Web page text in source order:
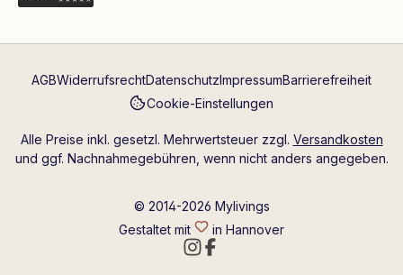
AGBWiderrufsrechtDatenschutzImpressumBarrierefreiheit
Cookie-Einstellungen
Alle Preise inkl. gesetzl. Mehrwertsteuer zzgl. Versandkosten
und ggf. Nachnahmegebühren, wenn nicht anders angegeben.
© 2014-2026 Mylivings
Gestaltet mit
in Hannover